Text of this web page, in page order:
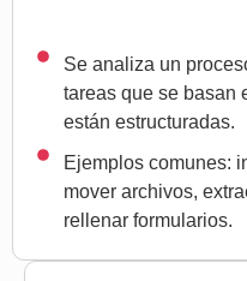
Se analiza un
tareas que se basan
están estructuradas.
Ejemplos comunes:
mover archivos,
rellenar formularios.